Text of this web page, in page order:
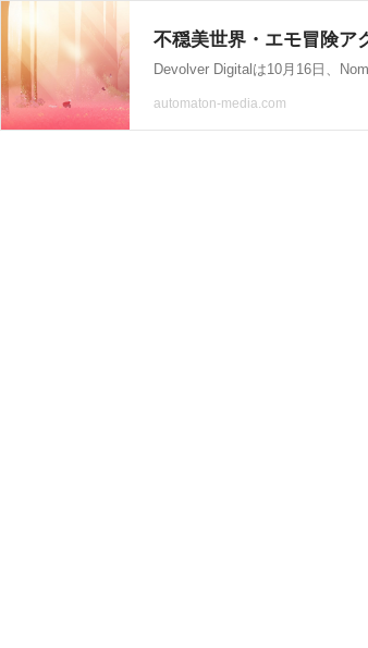
Devolver Digitalは10月16日、
automaton-media.com